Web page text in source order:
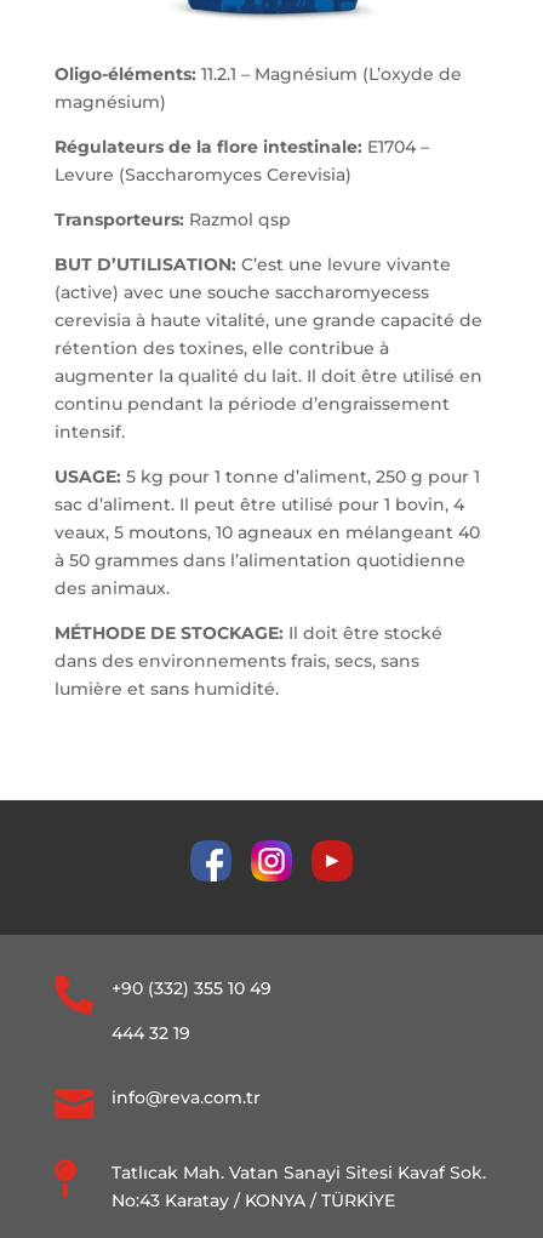
Oligo-éléments: 11.2.1 – Magnésium (L’oxyde de
magnésium)
Régulateurs de la flore intestinale: E1704 –
Levure (Saccharomyces Cerevisia)
Transporteurs: Razmol qsp
BUT D’UTILISATION: C’est une levure vivante
(active) avec une souche saccharomyecess
cerevisia à haute vitalité, une grande capacité de
rétention des toxines, elle contribue à
augmenter la qualité du lait. Il doit être utilisé en
continu pendant la période d’engraissement
intensif.
USAGE: 5 kg pour 1 tonne d’aliment, 250 g pour 1
sac d’aliment. Il peut être utilisé pour 1 bovin, 4
veaux, 5 moutons, 10 agneaux en mélangeant 40
à 50 grammes dans l’alimentation quotidienne
des animaux.
MÉTHODE DE STOCKAGE: Il doit être stocké
dans des environnements frais, secs, sans
lumière et sans humidité.
 +90 (332) 355 10 49
444 32 19
 info@reva.com.tr

Tatlıcak Mah. Vatan Sanayi Sitesi Kavaf Sok.
No:43 Karatay / KONYA / TÜRKİYE